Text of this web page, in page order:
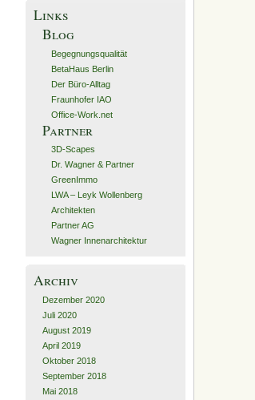
Links
Blog
Begegnungsqualität
BetaHaus Berlin
Der Büro-Alltag
Fraunhofer IAO
Office-Work.net
Partner
3D-Scapes
Dr. Wagner & Partner
GreenImmo
LWA – Leyk Wollenberg
Architekten
Partner AG
Wagner Innenarchitektur
Archiv
Dezember 2020
Juli 2020
August 2019
April 2019
Oktober 2018
September 2018
Mai 2018